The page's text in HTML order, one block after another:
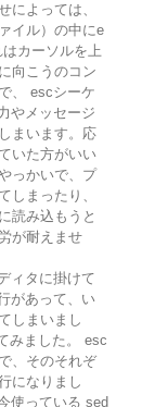
よっては、
イル）の中にe
カーソルを上
向こうのコン
、 escシーケ
やメッセージ
まいます。応
いた方がいい
っかいで、プ
しまったり、
読み込もうと
が耐えませ
ィタに掛けて
があって、い
しまいまし
みました。 esc
、そのそれぞ
になりまし
使っている sed